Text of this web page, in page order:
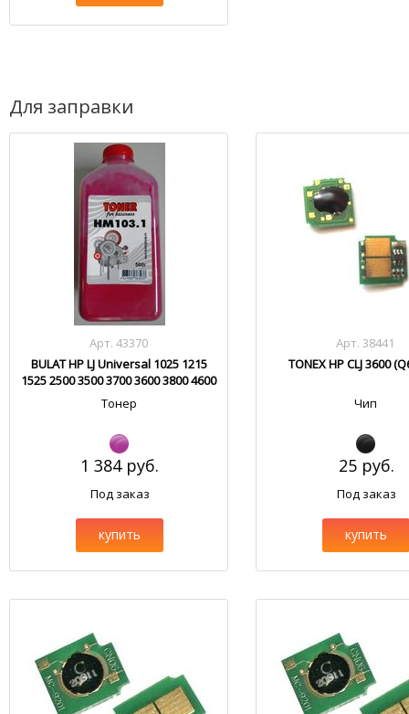
Для заправки
Арт. 43370
BULAT HP LJ Universal 1025 1215
1525 2500 3500 3700 3600 3800 4600
4700 5500 HM103.1
Тонер
1 384 руб.
Под заказ
купить
Арт. 38441
TONEX HP CLJ 3600
Чип
25 руб.
Под заказ
купить